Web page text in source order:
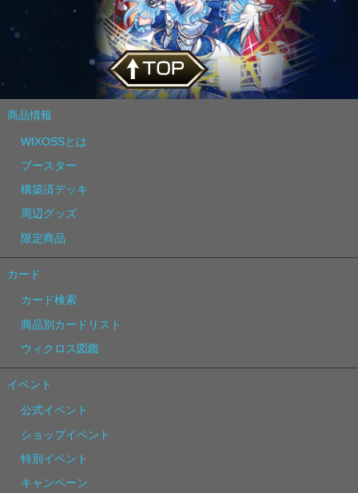
商品情報
WIXOSSとは
ブースター
構築済デッキ
周辺グッズ
限定商品
カード
カード検索
商品別カードリスト
ウィクロス図鑑
イベント
公式イベント
ショップイベント
特別イベント
キャンペーン